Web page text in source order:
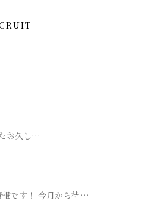
お久し…
報です！ 今月から待…